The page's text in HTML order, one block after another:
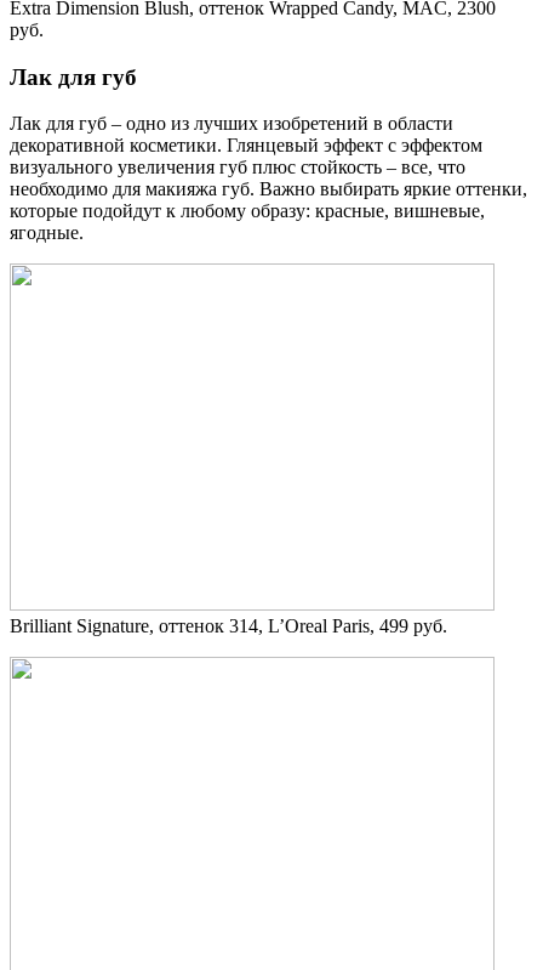
Extra Dimension Blush, оттенок Wrapped Candy, MAC, 2300
руб.
Лак для губ
Лак для губ – одно из лучших изобретений в области
декоративной косметики. Глянцевый эффект с эффектом
визуального увеличения губ плюс стойкость – все, что
необходимо для макияжа губ. Важно выбирать яркие оттенки,
которые подойдут к любому образу: красные, вишневые,
ягодные.
Brilliant Signature, оттенок 314, L’Oreal Paris, 499 руб.